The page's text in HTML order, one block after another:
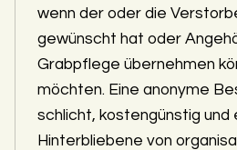
wenn der oder die
gewünscht hat oder
Grabpflege übernehmen
möchten. Eine anonyme
schlicht, kostengünstig
Hinterbliebene von